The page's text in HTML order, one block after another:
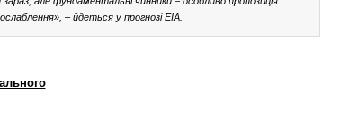
– йдеться у прогнозі EIA.